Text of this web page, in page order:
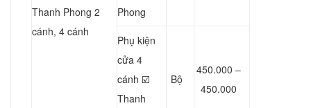
Thanh Phong 2
cánh, 4 cánh
Phong
Phụ kiện
cửa 4
cánh ☑️
Thanh
Bộ
450.000 –
450.000